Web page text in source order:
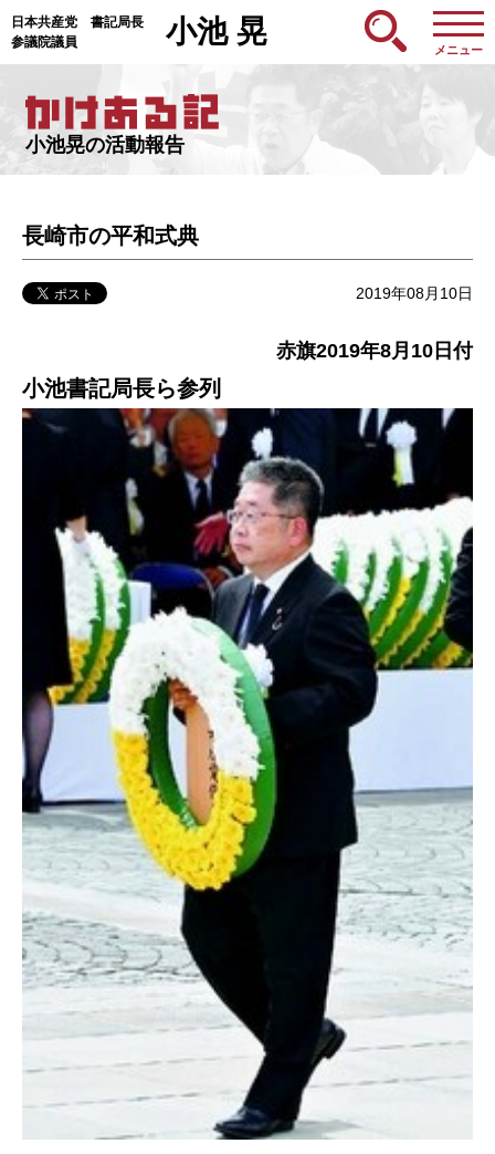
日本共産党 書記局長
参議院議員
小池 晃
メニュー
小池晃の活動報告
長崎市の平和式典
2019年08月10日
赤旗2019年8月10日付
小池書記局長ら参列